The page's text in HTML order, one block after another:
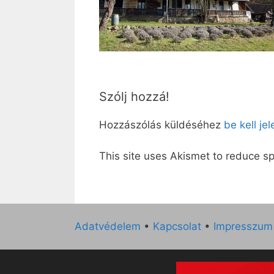
Szólj hozzá!
Hozzászólás küldéséhez be kell
This site uses Akismet to reduce
Adatvédelem • Kapcsolat • Impresszum